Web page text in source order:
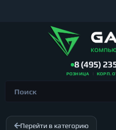
8 (495)
РОЗНИЦА КОРП.
Перейти в категорию